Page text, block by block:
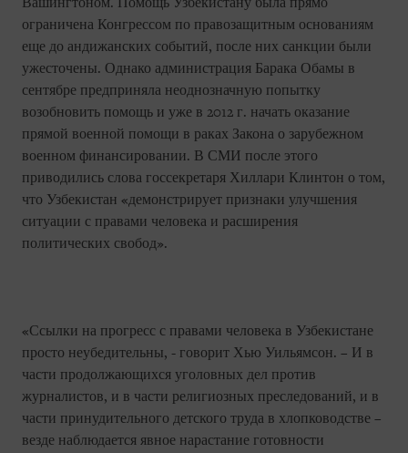
ограничена Конгрессом по правозащитным основаниям
еще до андижанских событий, после них санкции были
ужесточены. Однако администрация Барака Обамы в
сентябре предприняла неоднозначную попытку
возобновить помощь и уже в 2012 г. начать оказание
прямой военной помощи в раках Закона о зарубежном
военном финансировании. В СМИ после этого
приводились слова госсекретаря Хиллари Клинтон о том,
что Узбекистан «демонстрирует признаки улучшения
ситуации с правами человека и расширения
политических свобод».
«Ссылки на прогресс с правами человека в Узбекистане
просто неубедительны, - говорит Хью Уильямсон. – И в
части продолжающихся уголовных дел против
журналистов, и в части религиозных преследований, и в
части принудительного детского труда в хлопководстве –
везде наблюдается явное нарастание готовности